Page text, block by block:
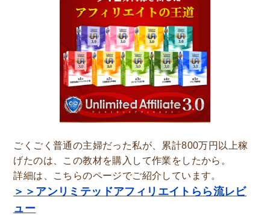
ごくごく普通の主婦だった私が、累計800万円以上稼
げたのは、この教材を購入して作業をしたから。
詳細は、こちらのページでご紹介しています。
＞＞アンリミテッドアフィリエイトらら流レビ
ュー